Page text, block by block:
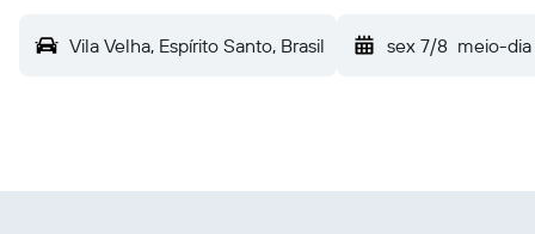
Vila Velha, Espírito Santo, Brasil sex 7/8 meio-dia